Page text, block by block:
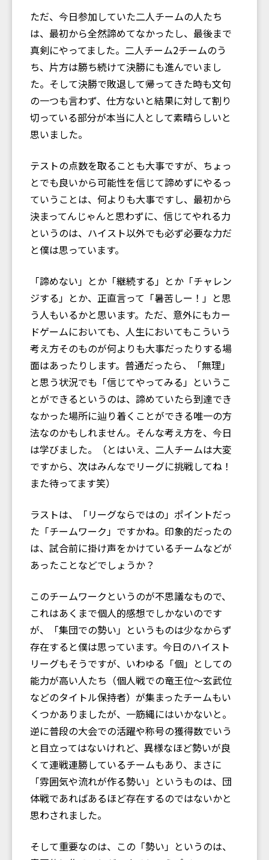
ただ、今日参加していた二人チームの人たち
は、最初から全然諦めてなかったし、最後まで
真剣にやってました。二人チーム2チームのう
ち、片方は勝ち続けて決勝にも進んでいまし
た。そして決勝で敗退して帰ってきた時も文句
の一つも言わず、仕方ないと結果に対して割り
切っている部分が本当に人として素晴らしいと
思いました。
テストの点数を取ることも大事ですが、ちょっ
とでも良いから可能性を信じて諦めずにやるっ
ていうことは、何よりも大事ですし、最初から
決まってんじゃんと思わずに、信じてやれる力
というのは、ハイスト以外でも必ず必要な力だ
と僕は思っています。
「諦めない」とか「継続する」とか「チャレン
ジする」とか、正直言って「暑苦しー！」と思
う人もいるかと思います。ただ、意外にもカー
ドゲームにおいても、人生においてもこういう
考え方そのものが何よりも大事だったりする場
面はあったりします。普通だったら、「無理」
と思う状況でも「信じてやってみる」というこ
とができるというのは、諦めていたら到達でき
なかった場所に辿り着くことができる唯一の方
法なのかもしれません。そんな考え方を、今日
は学びました。（とはいえ、二人チームは大変
ですから、次はみんなでリーグに挑戦してね！
また待ってます笑）
ラストは、「リーグならではの」ポイントだっ
た「チームワーク」ですかね。印象的だったの
は、試合前に掛け声をかけているチームなどが
あったことなどでしょうか？
このチームワークというのが不思議なもので、
これはあくまで個人的感想でしかないのです
が、「集団での勢い」というものは少なからず
存在すると僕は思っています。今日のハイスト
リーグもそうですが、いわゆる「個」としての
能力が高い人たち（個人戦での竜王位〜玄武位
などのタイトル保持者）が集まったチームもい
くつかありましたが、一筋縄にはいかないと。
逆に普段の大会での活躍や称号の獲得数でいう
と目立ってはないけれど、異様なほど勢いが良
くて連戦連勝しているチームもあり、まさに
「雰囲気や流れが作る勢い」というものは、団
体戦であればあるほど存在するのではないかと
思わされました。
そして重要なのは、この「勢い」というのは、